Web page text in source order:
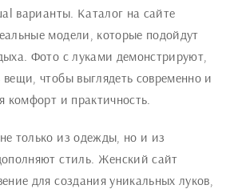
варианты. Каталог на сайте
модели, которые подойдут
Фото с луками демонстрируют,
чтобы выглядеть современно и
комфорт и практичность.
только из одежды, но и из
стиль. Женский сайт
для создания уникальных луков,